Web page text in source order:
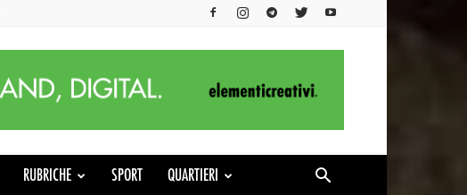
RUBRICHE SPORT QUARTIERI